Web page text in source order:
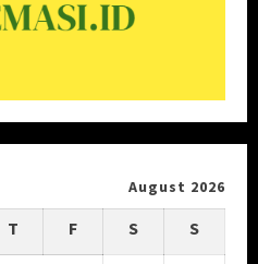
August 2026
T F S S